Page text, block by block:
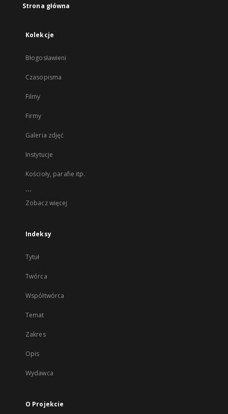
Strona główna
Kolekcje
Błogosławieni
Czasopisma
Filmy
Firmy
Galeria zdjęć
Instytucje
Kościoły, parafie itp.
...
Zobacz więcej
Indeksy
Tytuł
Twórca
Współtwórca
Temat
Zakres
Opis
Wydawca
O Projekcie